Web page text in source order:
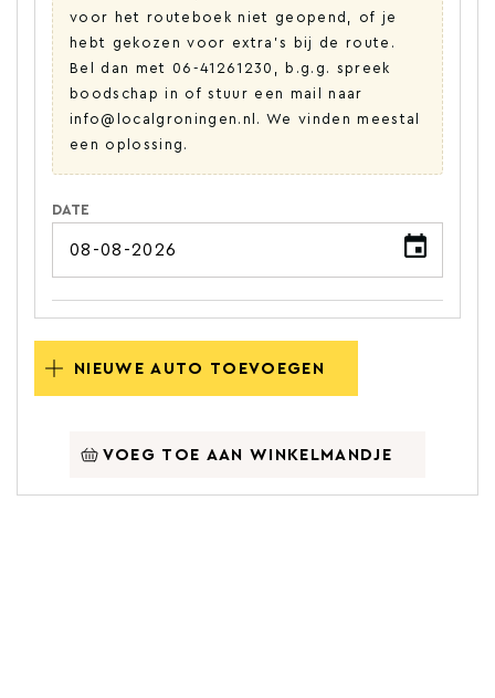
voor het routeboek niet geopend, of je
hebt gekozen voor extra's bij de route.
Bel dan met 06-41261230, b.g.g. spreek
boodschap in of stuur een mail naar
info@localgroningen.nl. We vinden meestal
een oplossing.
DATE
NIEUWE AUTO TOEVOEGEN
VOEG TOE AAN WINKELMANDJE